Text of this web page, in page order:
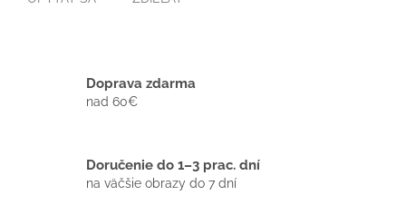
Doprava zdarma
nad 60€
Doručenie do 1–3 prac. dní
na väčšie obrazy do 7 dní